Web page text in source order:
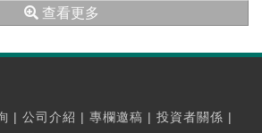
查看更多
| 公司介紹 | 專欄邀稿 | 投資者關係 |